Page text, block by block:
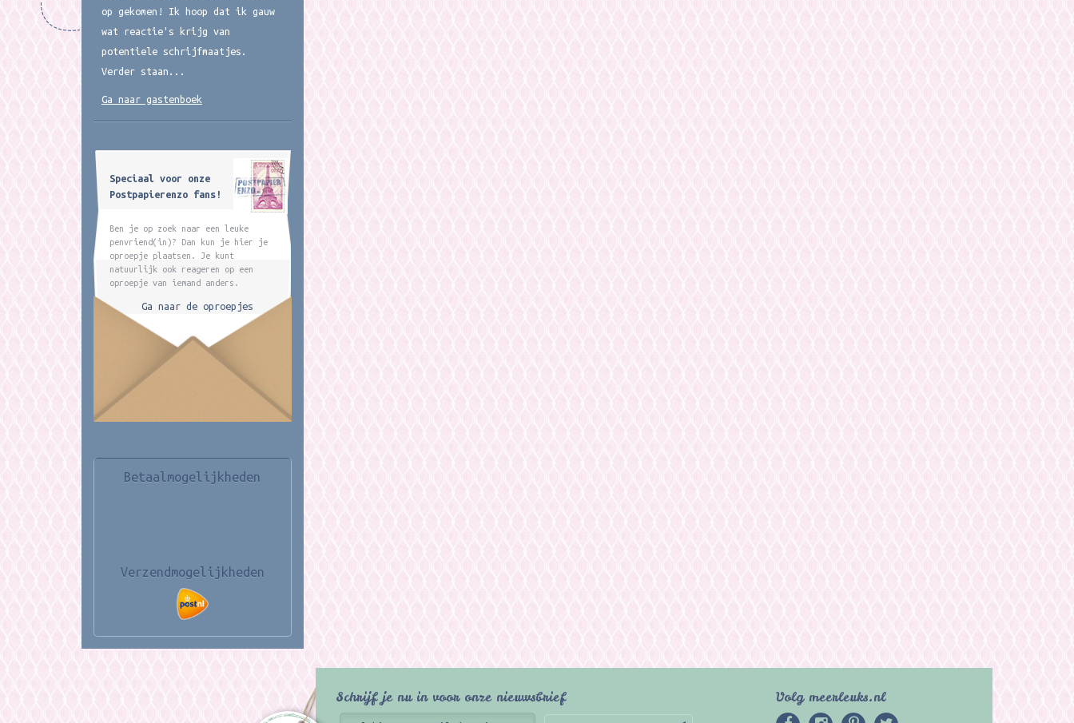
op gekomen! Ik hoop dat ik gauw
wat reactie's krijg van
potentiele schrijfmaatjes.
Verder staan...
Ga naar gastenboek
Speciaal voor onze
Postpapierenzo fans!
Ben je op zoek naar een leuke
penvriend(in)? Dan kun je hier je
oproepje plaatsen. Je kunt
natuurlijk ook reageren op een
oproepje van iemand anders.
Ga naar de oproepjes
Betaalmogelijkheden
Verzendmogelijkheden
Schrijf je nu in voor onze nieuwsbrief Volg meerleuks.nl